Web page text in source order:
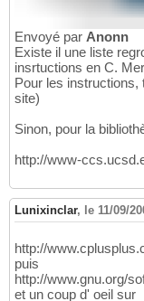
Envoyé par Anonn
Existe il une liste
insrtuctions en C.
Pour les
site)
Sinon, pour la
http://www-
Lunixinclar, le 11/09/
http://
puis
http://www.gnu.org/
et un coup d' oeil sur